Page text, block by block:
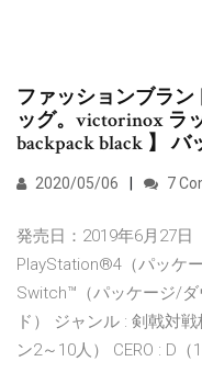
ファッションブラ
ッグ。victorinox ラ
backpack black 】
2020/05/06 7
発売日：2019年6月27日
PlayStation®4（パッケ
Switch™（パッケージ/
ド） ジャンル : 剣戟対
ン2～10人） CERO : D